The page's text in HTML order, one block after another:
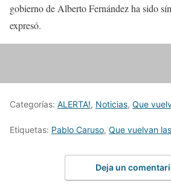
gobierno de Alberto Fernández ha sido
expresó.
Categorías: ALERTA!, Noticias, Que
Etiquetas: Pablo Caruso, Que vuelvan
Deja un